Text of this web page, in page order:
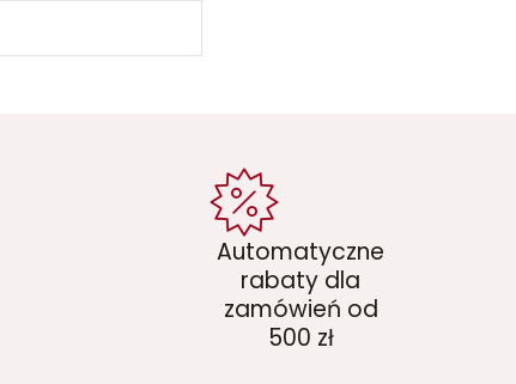
Automatyczne
rabaty dla
zamówień od
500 zł